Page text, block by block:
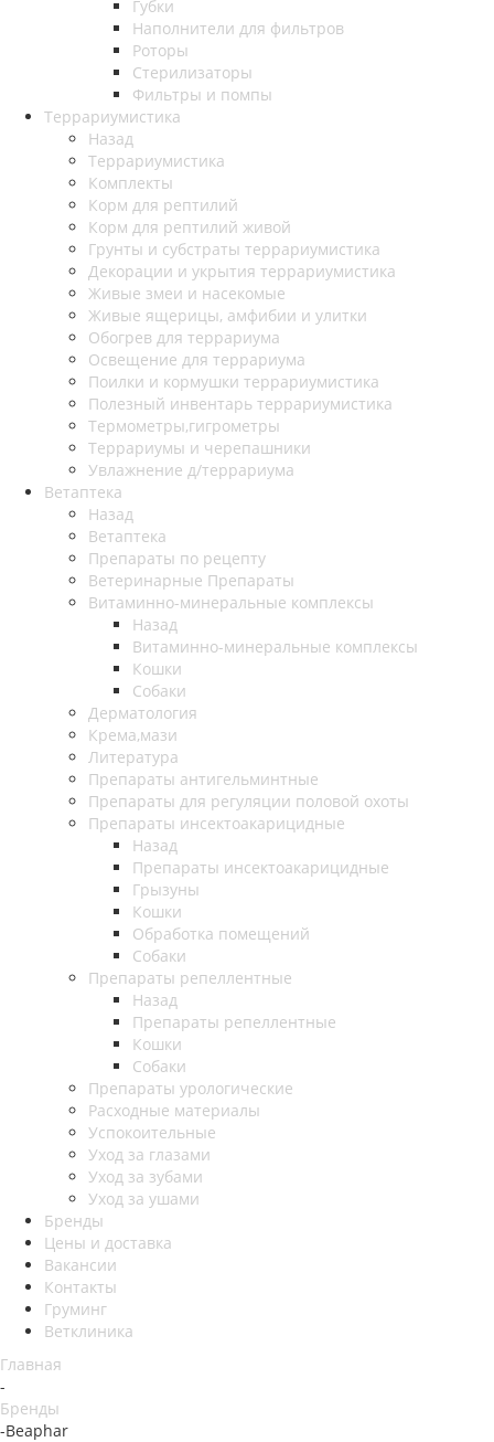
Губки
Наполнители для фильтров
Роторы
Стерилизаторы
Фильтры и помпы
Террариумистика
Назад
Террариумистика
Комплекты
Корм для рептилий
Корм для рептилий живой
Грунты и субстраты террариумистика
Декорации и укрытия террариумистика
Живые змеи и насекомые
Живые ящерицы, амфибии и улитки
Обогрев для террариума
Освещение для террариума
Поилки и кормушки террариумистика
Полезный инвентарь террариумистика
Термометры,гигрометры
Террариумы и черепашники
Увлажнение д/террариума
Ветаптека
Назад
Ветаптека
Препараты по рецепту
Ветеринарные Препараты
Витаминно-минеральные комплексы
Назад
Витаминно-минеральные комплексы
Кошки
Собаки
Дерматология
Крема,мази
Литература
Препараты антигельминтные
Препараты для регуляции половой охоты
Препараты инсектоакарицидные
Назад
Препараты инсектоакарицидные
Грызуны
Кошки
Обработка помещений
Собаки
Препараты репеллентные
Назад
Препараты репеллентные
Кошки
Собаки
Препараты урологические
Расходные материалы
Успокоительные
Уход за глазами
Уход за зубами
Уход за ушами
Бренды
Цены и доставка
Вакансии
Контакты
Груминг
Ветклиника
Главная
-
Бренды
-Beaphar